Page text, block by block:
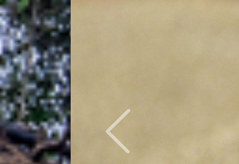
Previous